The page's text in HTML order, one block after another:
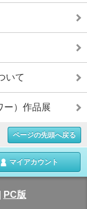
いて
ー）作品展
ページの先頭へ戻る
マイアカウント
PC版